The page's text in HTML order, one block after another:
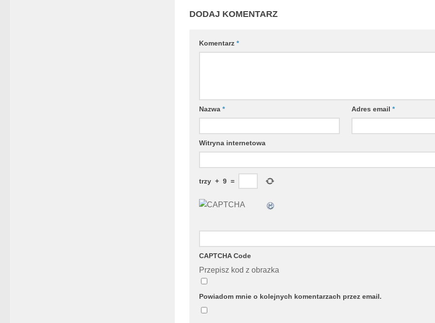
DODAJ KOMENTARZ
Komentarz *
Nazwa * Adres email*
Witryna internetowa
trzy + 9 =
CAPTCHA Code
Przepisz kod z obrazka
Powiadom mnie o kolejnych komentarzach przez email.